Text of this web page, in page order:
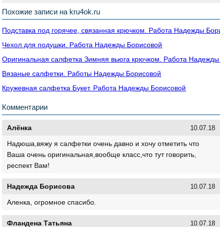
Похожие записи на kru4ok.ru
Подставка под горячее, связанная крючком. Работа Надежды
Чехол для подушки. Работа Надежды Борисовой
Оригинальная салфетка Зимняя вьюга крючком. Работа Надежды
Вязаные салфетки. Работы Надежды Борисовой
Кружевная салфетка Букет. Работа Надежды Борисовой
Комментарии
Алёнка 10.07.18
Надюша,вяжу я салфетки очень давно и хочу отметить что
Ваша очень оригинальная,вообще класс,что тут говорить,
респект Вам!
Надежда Борисова 10.07.18
Аленка, огромное спасибо.
Фландена Татьяна 10.07.18